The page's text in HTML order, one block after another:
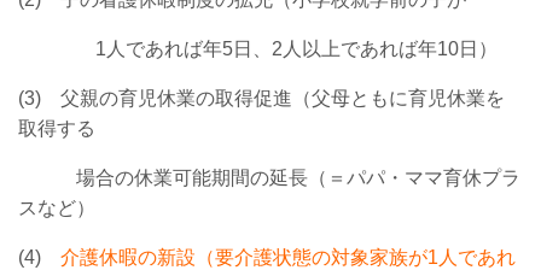
1人であれば年5日、2人以上であれば年10日）
(3) 父親の育児休業の取得促進（父母ともに育児休業を
取得する
場合の休業可能期間の延長（＝パパ・ママ育休プラ
スなど）
(4) 介護休暇の新設（要介護状態の対象家族が1人であれ